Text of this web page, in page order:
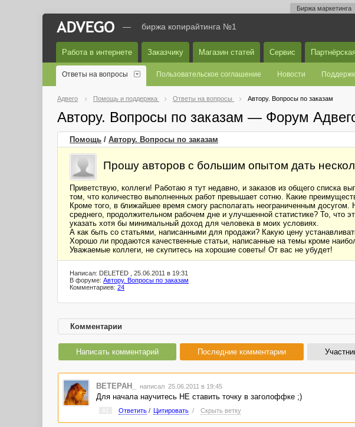
Биржа маркетинга
— биржа копирайтинга №1
Работа в интернете Заказчику Магазин статей Сервис
Ответы на вопросы Пользовательское соглашение Новости
Адвего Помощь и поддержка Ответы на вопросы Автору. Вопросы по заказам
Автору. Вопросы по заказам — Форум
Помощь / Автору. Вопросы по заказам
Прошу авторов с большим опытом дать
Приветствую, коллеги! Работаю я тут недавно, и заказов из общего списка
том, что количество выполненных работ превышает сотню. Какие
Кроме того, в ближайшее время смогу располагать неограниченным
среднего, продолжительном рабочем дне и улучшенной статистике? То,
указать хотя бы минимальный доход для человека в моих условиях.
А как быть со статьями, написанными для продажи? Какую цену
Хорошо ли продаются качественные статьи, написанные на темы кроме
Уважаемые коллеги, не скупитесь на хорошие советы! От вас не убудет!
Написал: DELETED , 25.06.2011 в 19:31
В форуме: Автору. Вопросы по заказам
Комментариев: 24
Комментарии
Написать комментарий Последние комментарии
BETEPAH_ написал 25.06.2011 в 19:45
Для начала научитесь НЕ ставить точку в заголоффке ;)
Ответить/ Цитировать / Скрыть ветку